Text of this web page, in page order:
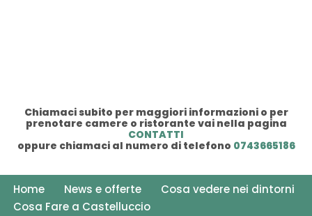
Chiamaci subito per maggiori informazioni o per
prenotare camere o ristorante vai nella pagina
CONTATTI
oppure chiamaci al numero di telefono 0743665186
Home News e offerte
Cosa vedere nei dintorni
Cosa Fare a Castelluccio